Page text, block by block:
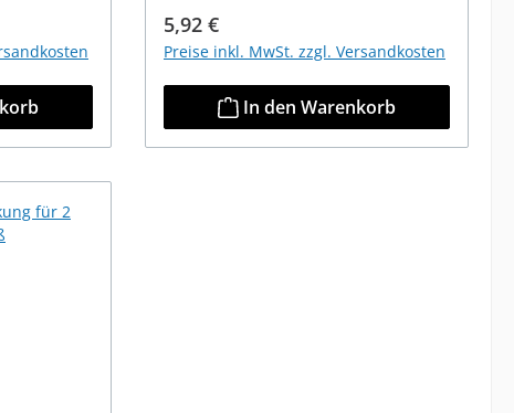
Regulärer Preis:
5,92 €
Preise inkl. MwSt. zzgl. Versandkosten
In den Warenkorb